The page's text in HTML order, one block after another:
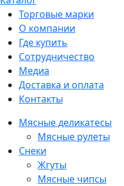
Торговые марки
О компании
Где купить
Сотрудничество
Медиа
Доставка и оплата
Контакты
Мясные деликатесы
Мясные рулеты
Снеки
Жгуты
Мясные чипсы